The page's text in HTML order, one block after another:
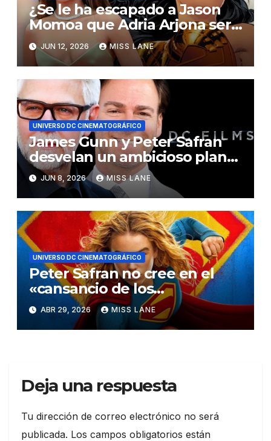
¿Se le ha escapado a Jason
Momoa que Adria Arjona será
Wonder Woman?
JUN 12, 2026 MISS LANE
UNIVERSO DC CINEMATOGRÁFICO
James Gunn y Peter Safran
desvelan un ambicioso plan
de futuro para la
«Superfamilia»
JUN 8, 2026 MISS LANE
UNIVERSO DC CINEMATOGRÁFICO
Peter Safran no cree en el
«cansancio de los
superhéroes»: «Era un
cansancio hacia las películas
mediocres»
ABR 29, 2026 MISS LANE
Deja una respuesta
Tu dirección de correo electrónico no será
publicada. Los campos obligatorios están